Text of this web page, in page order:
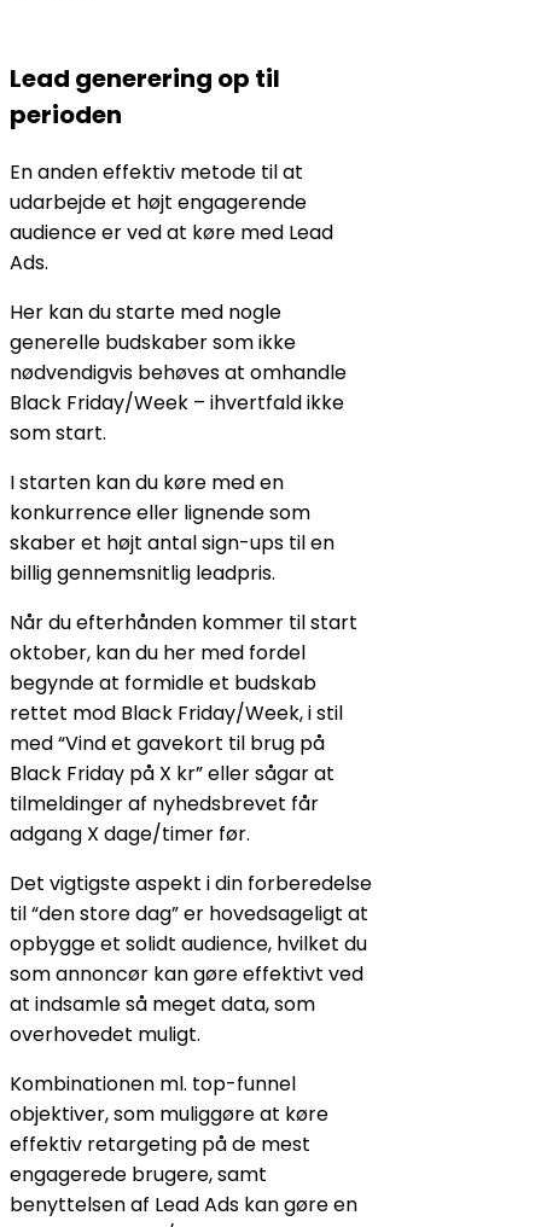
Lead generering op til
perioden
En anden effektiv metode til at
udarbejde et højt engagerende
audience er ved at køre med Lead
Ads.
Her kan du starte med nogle
generelle budskaber som ikke
nødvendigvis behøves at omhandle
Black Friday/Week – ihvertfald ikke
som start.
I starten kan du køre med en
konkurrence eller lignende som
skaber et højt antal sign-ups til en
billig gennemsnitlig leadpris.
Når du efterhånden kommer til start
oktober, kan du her med fordel
begynde at formidle et budskab
rettet mod Black Friday/Week, i stil
med “Vind et gavekort til brug på
Black Friday på X kr” eller sågar at
tilmeldinger af nyhedsbrevet får
adgang X dage/timer før.
Det vigtigste aspekt i din forberedelse
til “den store dag” er hovedsageligt at
opbygge et solidt audience, hvilket du
som annoncør kan gøre effektivt ved
at indsamle så meget data, som
overhovedet muligt.
Kombinationen ml. top-funnel
objektiver, som muliggøre at køre
effektiv retargeting på de mest
engagerede brugere, samt
benyttelsen af Lead Ads kan gøre en